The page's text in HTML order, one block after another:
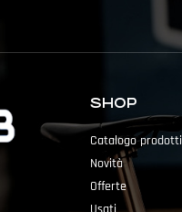
SHOP
Catalogo prodotti
Novità
Offerte